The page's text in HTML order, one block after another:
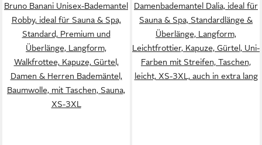
Bruno Banani Unisex-Bademantel
Robby, ideal für Sauna & Spa,
Standard, Premium und
Überlänge, Langform,
Walkfrottee, Kapuze, Gürtel,
Damen & Herren Bademäntel,
Baumwolle, mit Taschen, Sauna,
XS-3XL
Damenbademantel Dalia, ideal für
Sauna & Spa, Standardlänge &
Überlänge, Langform,
Leichtfrottier, Kapuze, Gürtel, Uni-
Farben mit Streifen, Taschen,
leicht, XS-3XL, auch in extra lang